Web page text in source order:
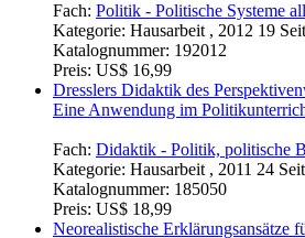
Fach: Politik - Politische Systeme
Kategorie: Hausarbeit , 2012 19
Katalognummer: 192012
Preis: US$ 16,99
Dresslers Didaktik des
Eine Anwendung im
Fach: Didaktik - Politik, politische
Kategorie: Hausarbeit , 2011 24
Katalognummer: 185050
Preis: US$ 18,99
Neorealistische Erklärungsansätze